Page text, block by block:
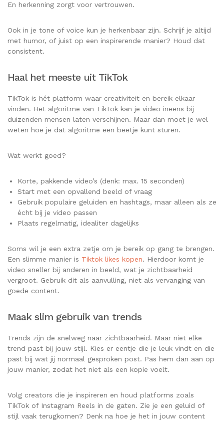
En herkenning zorgt voor vertrouwen.
Ook in je tone of voice kun je herkenbaar zijn. Schrijf je altijd
met humor, of juist op een inspirerende manier? Houd dat
consistent.
Haal het meeste uit TikTok
TikTok is hét platform waar creativiteit en bereik elkaar
vinden. Het algoritme van TikTok kan je video ineens bij
duizenden mensen laten verschijnen. Maar dan moet je wel
weten hoe je dat algoritme een beetje kunt sturen.
Wat werkt goed?
Korte, pakkende video’s (denk: max. 15 seconden)
Start met een opvallend beeld of vraag
Gebruik populaire geluiden en hashtags, maar alleen als ze
écht bij je video passen
Plaats regelmatig, idealiter dagelijks
Soms wil je een extra zetje om je bereik op gang te brengen.
Een slimme manier is Tiktok likes kopen. Hierdoor komt je
video sneller bij anderen in beeld, wat je zichtbaarheid
vergroot. Gebruik dit als aanvulling, niet als vervanging van
goede content.
Maak slim gebruik van trends
Trends zijn de snelweg naar zichtbaarheid. Maar niet elke
trend past bij jouw stijl. Kies er eentje die je leuk vindt en die
past bij wat jij normaal gesproken post. Pas hem dan aan op
jouw manier, zodat het niet als een kopie voelt.
Volg creators die je inspireren en houd platforms zoals
TikTok of Instagram Reels in de gaten. Zie je een geluid of
stijl vaak terugkomen? Denk na hoe je het in jouw content